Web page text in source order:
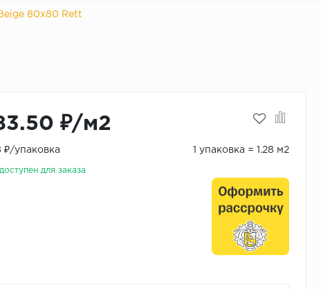
80x80 Rett
₽/м2
₽/упаковка 1 упаковка = 1.28 м2
для заказа